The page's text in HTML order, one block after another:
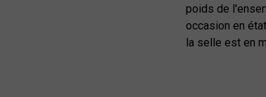
poids de
occasion en
la selle est en